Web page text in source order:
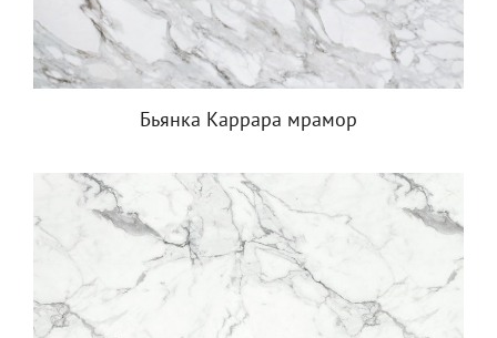
Бьянка Каррара мрамор